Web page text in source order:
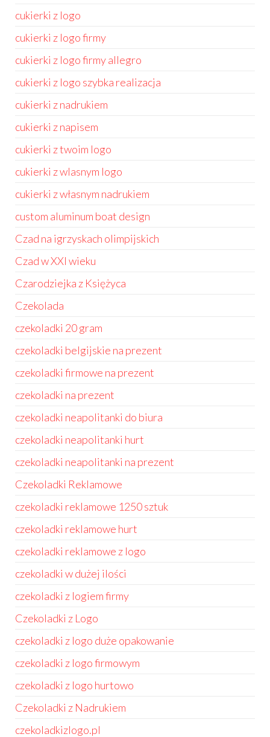
cukierki z logo
cukierki z logo firmy
cukierki z logo firmy allegro
cukierki z logo szybka realizacja
cukierki z nadrukiem
cukierki z napisem
cukierki z twoim logo
cukierki z wlasnym logo
cukierki z własnym nadrukiem
custom aluminum boat design
Czad na igrzyskach olimpijskich
Czad w XXI wieku
Czarodziejka z Księżyca
Czekolada
czekoladki 20 gram
czekoladki belgijskie na prezent
czekoladki firmowe na prezent
czekoladki na prezent
czekoladki neapolitanki do biura
czekoladki neapolitanki hurt
czekoladki neapolitanki na prezent
Czekoladki Reklamowe
czekoladki reklamowe 1250 sztuk
czekoladki reklamowe hurt
czekoladki reklamowe z logo
czekoladki w dużej ilości
czekoladki z logiem firmy
Czekoladki z Logo
czekoladki z logo duże opakowanie
czekoladki z logo firmowym
czekoladki z logo hurtowo
Czekoladki z Nadrukiem
czekoladkizlogo.pl